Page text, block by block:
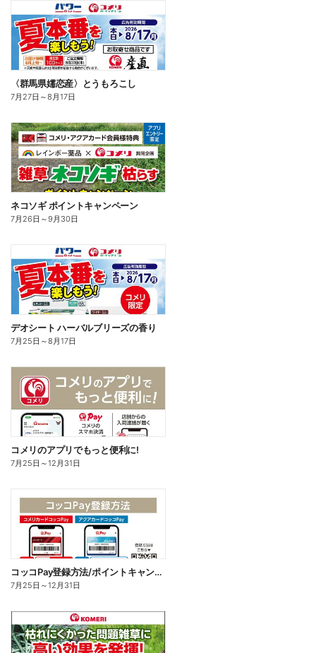
〈群馬県嬬恋産〉とうもろこし
7月27日 ～8月17日
ネコソギ ポイントキャンペーン
7月26日 ～9月30日
デオシート ハーバルブリーズの香り
7月25日 ～8月17日
コメリのアプリでもっと便利に!
7月25日 ～12月31日
コッコPay登録方法/ポイントキャンペーン応募方法
7月25日 ～12月31日